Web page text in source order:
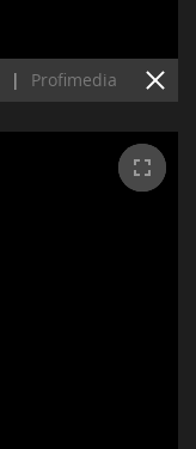
| Profimedia